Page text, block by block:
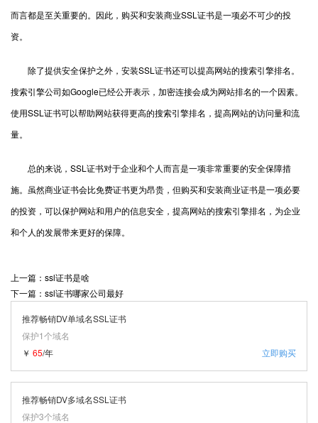
而言都是至关重要的。因此，购买和安装商业SSL证书是一项必不可少的投
资。
除了提供安全保护之外，安装SSL证书还可以提高网站的搜索引擎排名。
搜索引擎公司如Google已经公开表示，加密连接会成为网站排名的一个因素。
使用SSL证书可以帮助网站获得更高的搜索引擎排名，提高网站的访问量和流
量。
总的来说，SSL证书对于企业和个人而言是一项非常重要的安全保障措
施。虽然商业证书会比免费证书更为昂贵，但购买和安装商业证书是一项必要
的投资，可以保护网站和用户的信息安全，提高网站的搜索引擎排名，为企业
和个人的发展带来更好的保障。
上一篇：ssl证书是啥
下一篇：ssl证书哪家公司最好
推荐畅销DV单域名SSL证书
保护1个域名
立即购买
￥ 65/年
推荐畅销DV多域名SSL证书
保护3个域名